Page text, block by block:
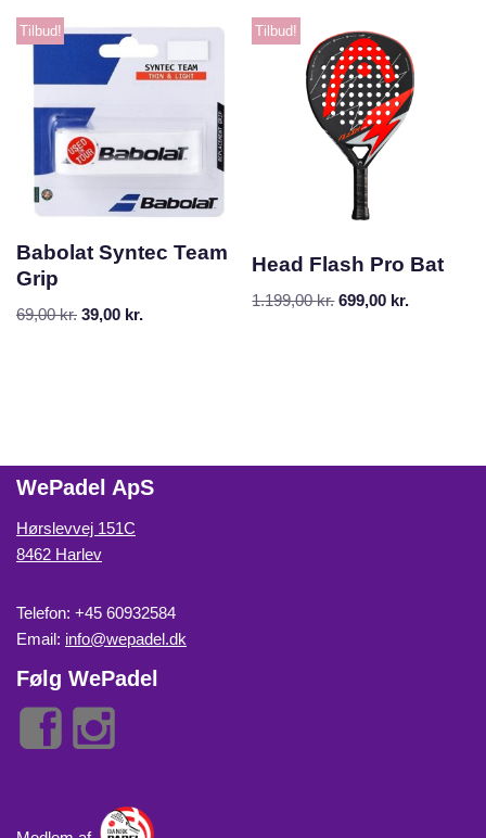
Tilbud!
Babolat Syntec Team
Grip
69,00kr. 39,00 kr.
Tilbud!
Head Flash Pro Bat
1.199,00kr. 699,00 kr.
WePadel ApS
Hørslevvej 151C
8462 Harlev
Telefon: +45 60932584
Email: info@wepadel.dk
Følg WePadel